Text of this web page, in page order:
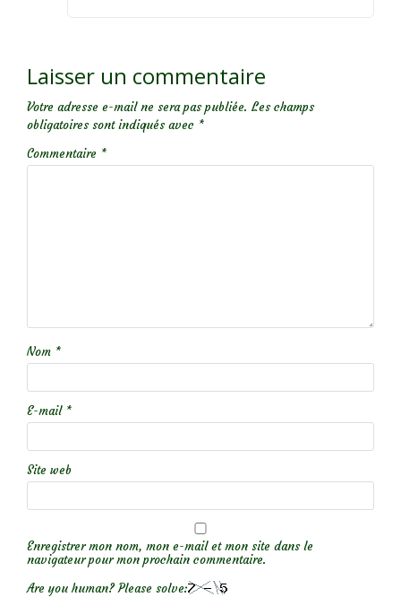
Laisser un commentaire
Votre adresse e-mail ne sera pas publiée. Les champs
obligatoires sont indiqués avec *
Commentaire *
Nom *
E-mail *
Site web
Enregistrer mon nom, mon e-mail et mon site dans le
navigateur pour mon prochain commentaire.
Are you human? Please solve: